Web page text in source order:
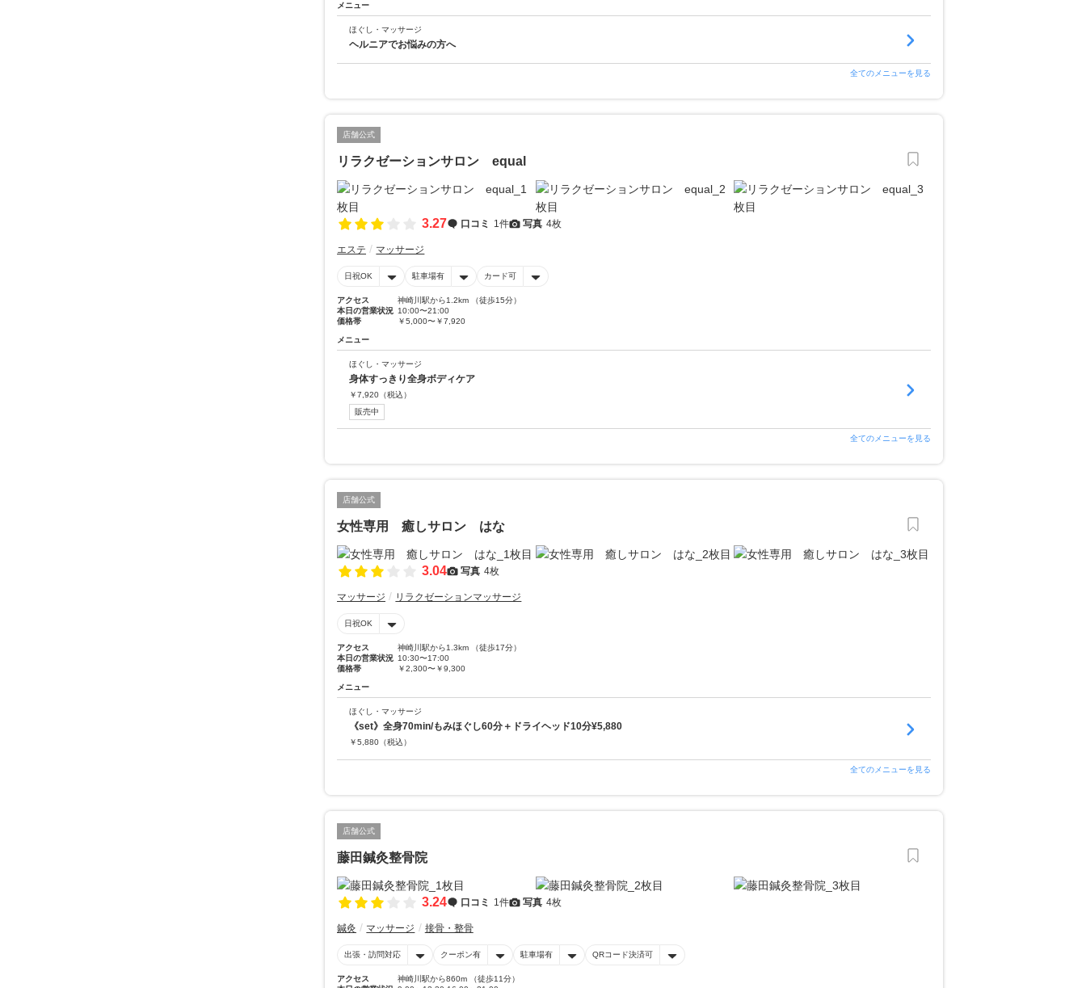
メニュー
ほぐし・マッサージ
ヘルニアでお悩みの方へ
全てのメニューを見る
店舗公式
リラクゼーションサロン equal
3.27 口コミ 1件 写真 4枚
エステ マッサージ
日祝OK 駐車場有 カード可
アクセス
神崎川駅から1.2km （徒歩15分）
本日の営業状況 10:00〜21:00
価格帯
￥5,000〜￥7,920
メニュー
ほぐし・マッサージ
身体すっきり全身ボディケア
￥7,920 （税込）
販売中
全てのメニューを見る
店舗公式
女性専用 癒しサロン はな
3.04 写真 4枚
マッサージ リラクゼーションマッサージ
日祝OK
アクセス
神崎川駅から1.3km （徒歩17分）
本日の営業状況 10:30〜17:00
価格帯
￥2,300〜￥9,300
メニュー
ほぐし・マッサージ
《set》全身70min/もみほぐし60分＋ドライヘッド10分¥5,880
￥5,880 （税込）
全てのメニューを見る
店舗公式
藤田鍼灸整骨院
3.24 口コミ 1件 写真 4枚
鍼灸 マッサージ 接骨・整骨
出張・訪問対応 クーポン有 駐車場有 QRコード決済可
アクセス
神崎川駅から860m （徒歩11分）